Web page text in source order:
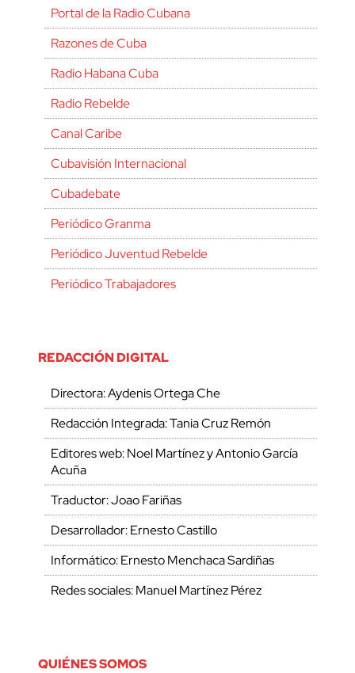
Portal de la Radio Cubana
Razones de Cuba
Radio Habana Cuba
Radio Rebelde
Canal Caribe
Cubavisión Internacional
Cubadebate
Periódico Granma
Periódico Juventud Rebelde
Periódico Trabajadores
REDACCIÓN DIGITAL
Directora: Aydenis Ortega Che
Redacción Integrada: Tania Cruz Remón
Editores web: Noel Martínez y Antonio García
Acuña
Traductor: Joao Fariñas
Desarrollador: Ernesto Castillo
Informático: Ernesto Menchaca Sardiñas
Redes sociales: Manuel Martínez Pérez
QUIÉNES SOMOS